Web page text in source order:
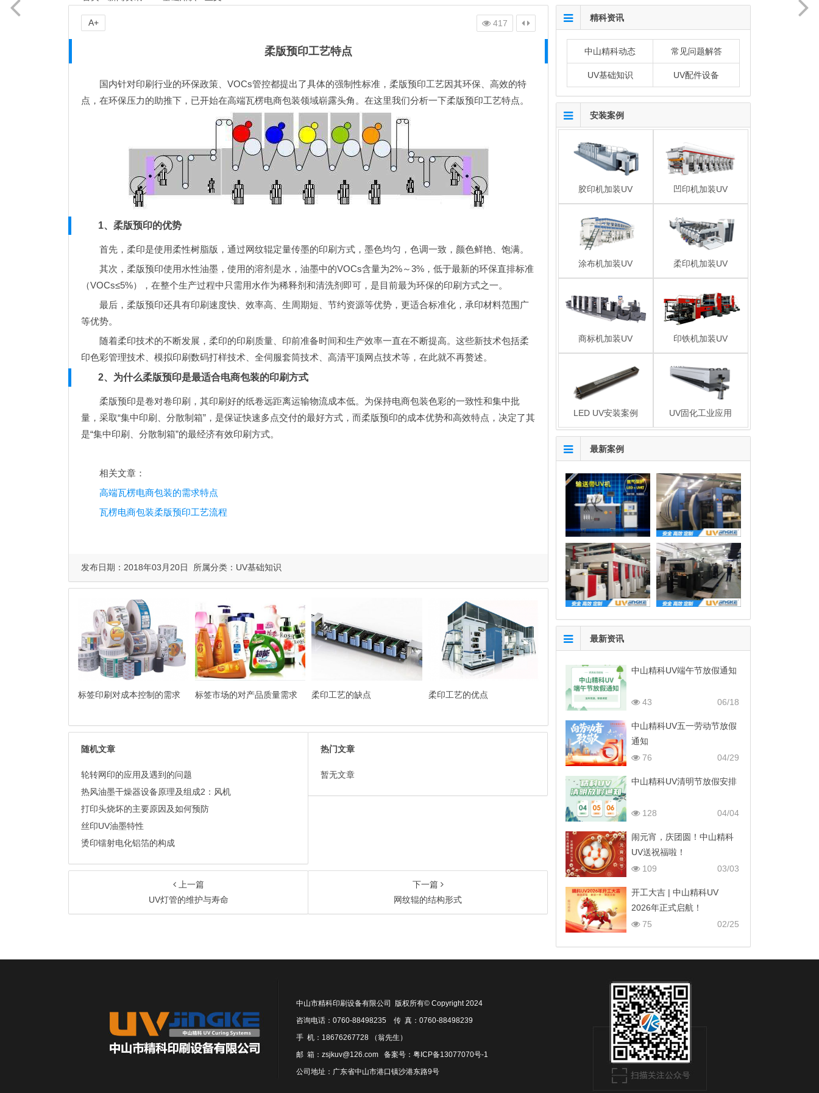
柔版预印工艺特点
国内针对印刷行业的环保政策、VOCs管控都提出了具体的强制性标准，柔版预印工艺因其环保、高效的特
点，在环保压力的助推下，已开始在高端瓦楞电商包装领域崭露头角。在这里我们分析一下柔版预印工艺特点。
1、柔版预印的优势
首先，柔印是使用柔性树脂版，通过网纹辊定量传墨的印刷方式，墨色均匀，色调一致，颜色鲜艳、饱满。
其次，柔版预印使用水性油墨，使用的溶剂是水，油墨中的VOCs含量为2%～3%，低于最新的环保直排标准
（VOCs≤5%），在整个生产过程中只需用水作为稀释剂和清洗剂即可，是目前最为环保的印刷方式之一。
最后，柔版预印还具有印刷速度快、效率高、生周期短、节约资源等优势，更适合标准化，承印材料范围广
等优势。
随着柔印技术的不断发展，柔印的印刷质量、印前准备时间和生产效率一直在不断提高。这些新技术包括柔
印色彩管理技术、模拟印刷数码打样技术、全伺服套筒技术、高清平顶网点技术等，在此就不再赘述。
2、为什么柔版预印是最适合电商包装的印刷方式
柔版预印是卷对卷印刷，其印刷好的纸卷远距离运输物流成本低。为保持电商包装色彩的一致性和集中批
量，采取“集中印刷、分散制箱”，是保证快速多点交付的最好方式，而柔版预印的成本优势和高效特点，决定了其
是“集中印刷、分散制箱”的最经济有效印刷方式。
相关文章：
高端瓦楞电商包装的需求特点
瓦楞电商包装柔版预印工艺流程
417
A+
发布日期：2018年03月20日 所属分类： UV基础知识
标签印刷对成本控制的需求 标签市场的对产品质量需求 柔印工艺的缺点 柔印工艺的优点
随机文章
轮转网印的应用及遇到的问题
热风油墨干燥器设备原理及组成2：风机
打印头烧坏的主要原因及如何预防
丝印UV油墨特性
烫印镭射电化铝箔的构成
热门文章
暂无文章
上一篇
UV灯管的维护与寿命
下一篇
网纹辊的结构形式
精科资讯
中山精科动态 常见问题解答
UV基础知识 UV配件设备
安装案例
胶印机加装UV 凹印机加装UV
涂布机加装UV 柔印机加装UV
商标机加装UV 印铁机加装UV
LED UV安装案例 UV固化工业应用
最新案例
最新资讯
中山精科UV端午节放假通知
06/18
43
中山精科UV五一劳动节放假
通知
04/29
76
中山精科UV清明节放假安排
04/04
128
闹元宵，庆团圆！中山精科
UV送祝福啦！
03/03
109
开工大吉 | 中山精科UV
2026年正式启航！
02/25
75
中山市精科印刷设备有限公司 版权所有© Copyright 2024
咨询电话：0760-88498235 传 真：0760-88498239
手 机：18676267728 （翁先生）
邮 箱：zsjkuv@126.com 备案号： 粤ICP备13077070号-1
公司地址：广东省中山市港口镇沙港东路9号